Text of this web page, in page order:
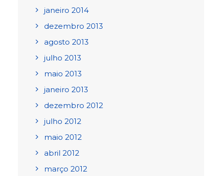
janeiro 2014
dezembro 2013
agosto 2013
julho 2013
maio 2013
janeiro 2013
dezembro 2012
julho 2012
maio 2012
abril 2012
março 2012